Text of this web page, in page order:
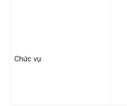
Chức vụ: